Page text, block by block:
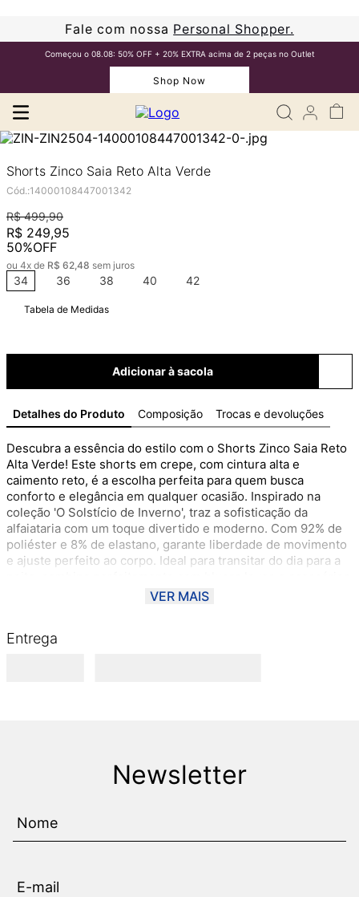
Fale com nossa Personal Shopper.
Começou o 08.08: 50% OFF + 20% EXTRA acima de 2 peças no Outlet
Shop Now
Shorts Zinco Saia Reto Alta Verde
Cód.:14000108447001342
R$ 499,90
R$ 249,95
50%OFF
ou 4x de R$ 62,48 sem juros
34 36 38 40 42
Tabela de Medidas
Adicionar à sacola
Detalhes do Produto Composição Trocas e devoluções
Descubra a essência do estilo com o Shorts Zinco Saia Reto
Alta Verde! Este shorts em crepe, com cintura alta e
caimento reto, é a escolha perfeita para quem busca
conforto e elegância em qualquer ocasião. Inspirado na
coleção 'O Solstício de Inverno', traz a sofisticação da
alfaiataria com um toque divertido e moderno. Com 92% de
poliéster e 8% de elastano, garante liberdade de movimento
e ajuste perfeito ao corpo. Ideal para transitar do dia para a
ousados. Sinta-se confiante e empoderada com uma peça
VER MAIS
Entrega
Newsletter